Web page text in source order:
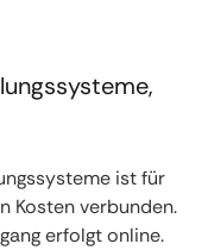
ist für
Kosten verbunden.
erfolgt online.